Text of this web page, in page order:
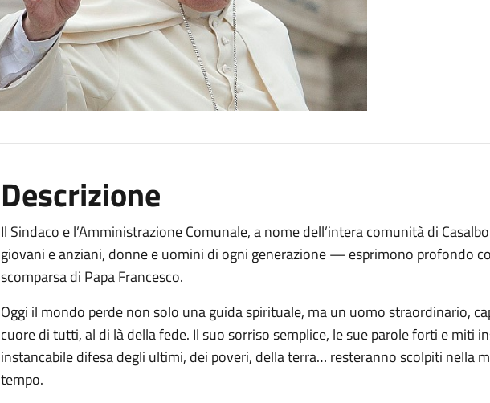
Descrizione
Il Sindaco e l’Amministrazione Comunale, a nome dell’intera comunità di
giovani e anziani, donne e uomini di ogni generazione — esprimono profondo
scomparsa di Papa Francesco.
Oggi il mondo perde non solo una guida spirituale, ma un uomo straordinario,
cuore di tutti, al di là della fede. Il suo sorriso semplice, le sue parole forti e miti
instancabile difesa degli ultimi, dei poveri, della terra… resteranno scolpiti nella
tempo.